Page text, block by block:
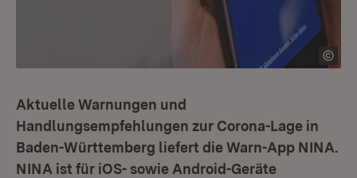
Aktuelle Warnungen und
Handlungsempfehlungen zur Corona-Lage in
Baden-Württemberg liefert die Warn-App NINA.
NINA ist für iOS- sowie Android-Geräte